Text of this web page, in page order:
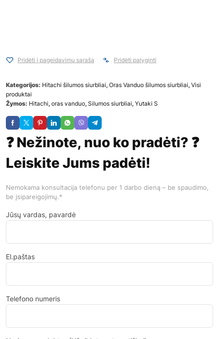
Pridėti į pageidavimų sąrašą Pridėti palyginti
Kategorijos: Hitachi šilumos siurbliai, Oras Vanduo šilumos siurbliai, Visi
produktai
Žymos: Hitachi, oras vanduo, Silumos siurbliai, Yutaki S
❓ Nežinote, nuo ko pradėti? ❓
Leiskite Jums padėti!
Nemokama konsultacija telefonu per 1 darbo dieną – be spaudimo,
be įsipareigojimų.*
Jūsų vardas, pavardė
El.paštas
Telefono numeris